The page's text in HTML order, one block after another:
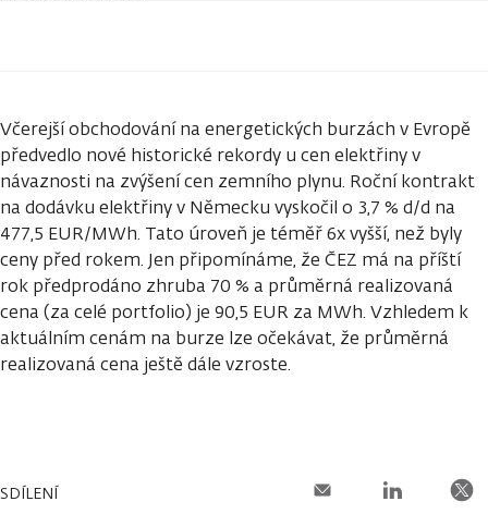
Včerejší obchodování na energetických burzách v Evropě
předvedlo nové historické rekordy u cen elektřiny v
návaznosti na zvýšení cen zemního plynu. Roční kontrakt
na dodávku elektřiny v Německu vyskočil o 3,7 % d/d na
477,5 EUR/MWh. Tato úroveň je téměř 6x vyšší, než byly
ceny před rokem. Jen připomínáme, že ČEZ má na příští
rok předprodáno zhruba 70 % a průměrná realizovaná
cena (za celé portfolio) je 90,5 EUR za MWh. Vzhledem k
aktuálním cenám na burze lze očekávat, že průměrná
realizovaná cena ještě dále vzroste.
SDÍLENÍ